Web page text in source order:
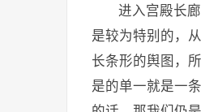
进入宫殿长
是较为特别的，
长条形的舆图，
是的单一就是一